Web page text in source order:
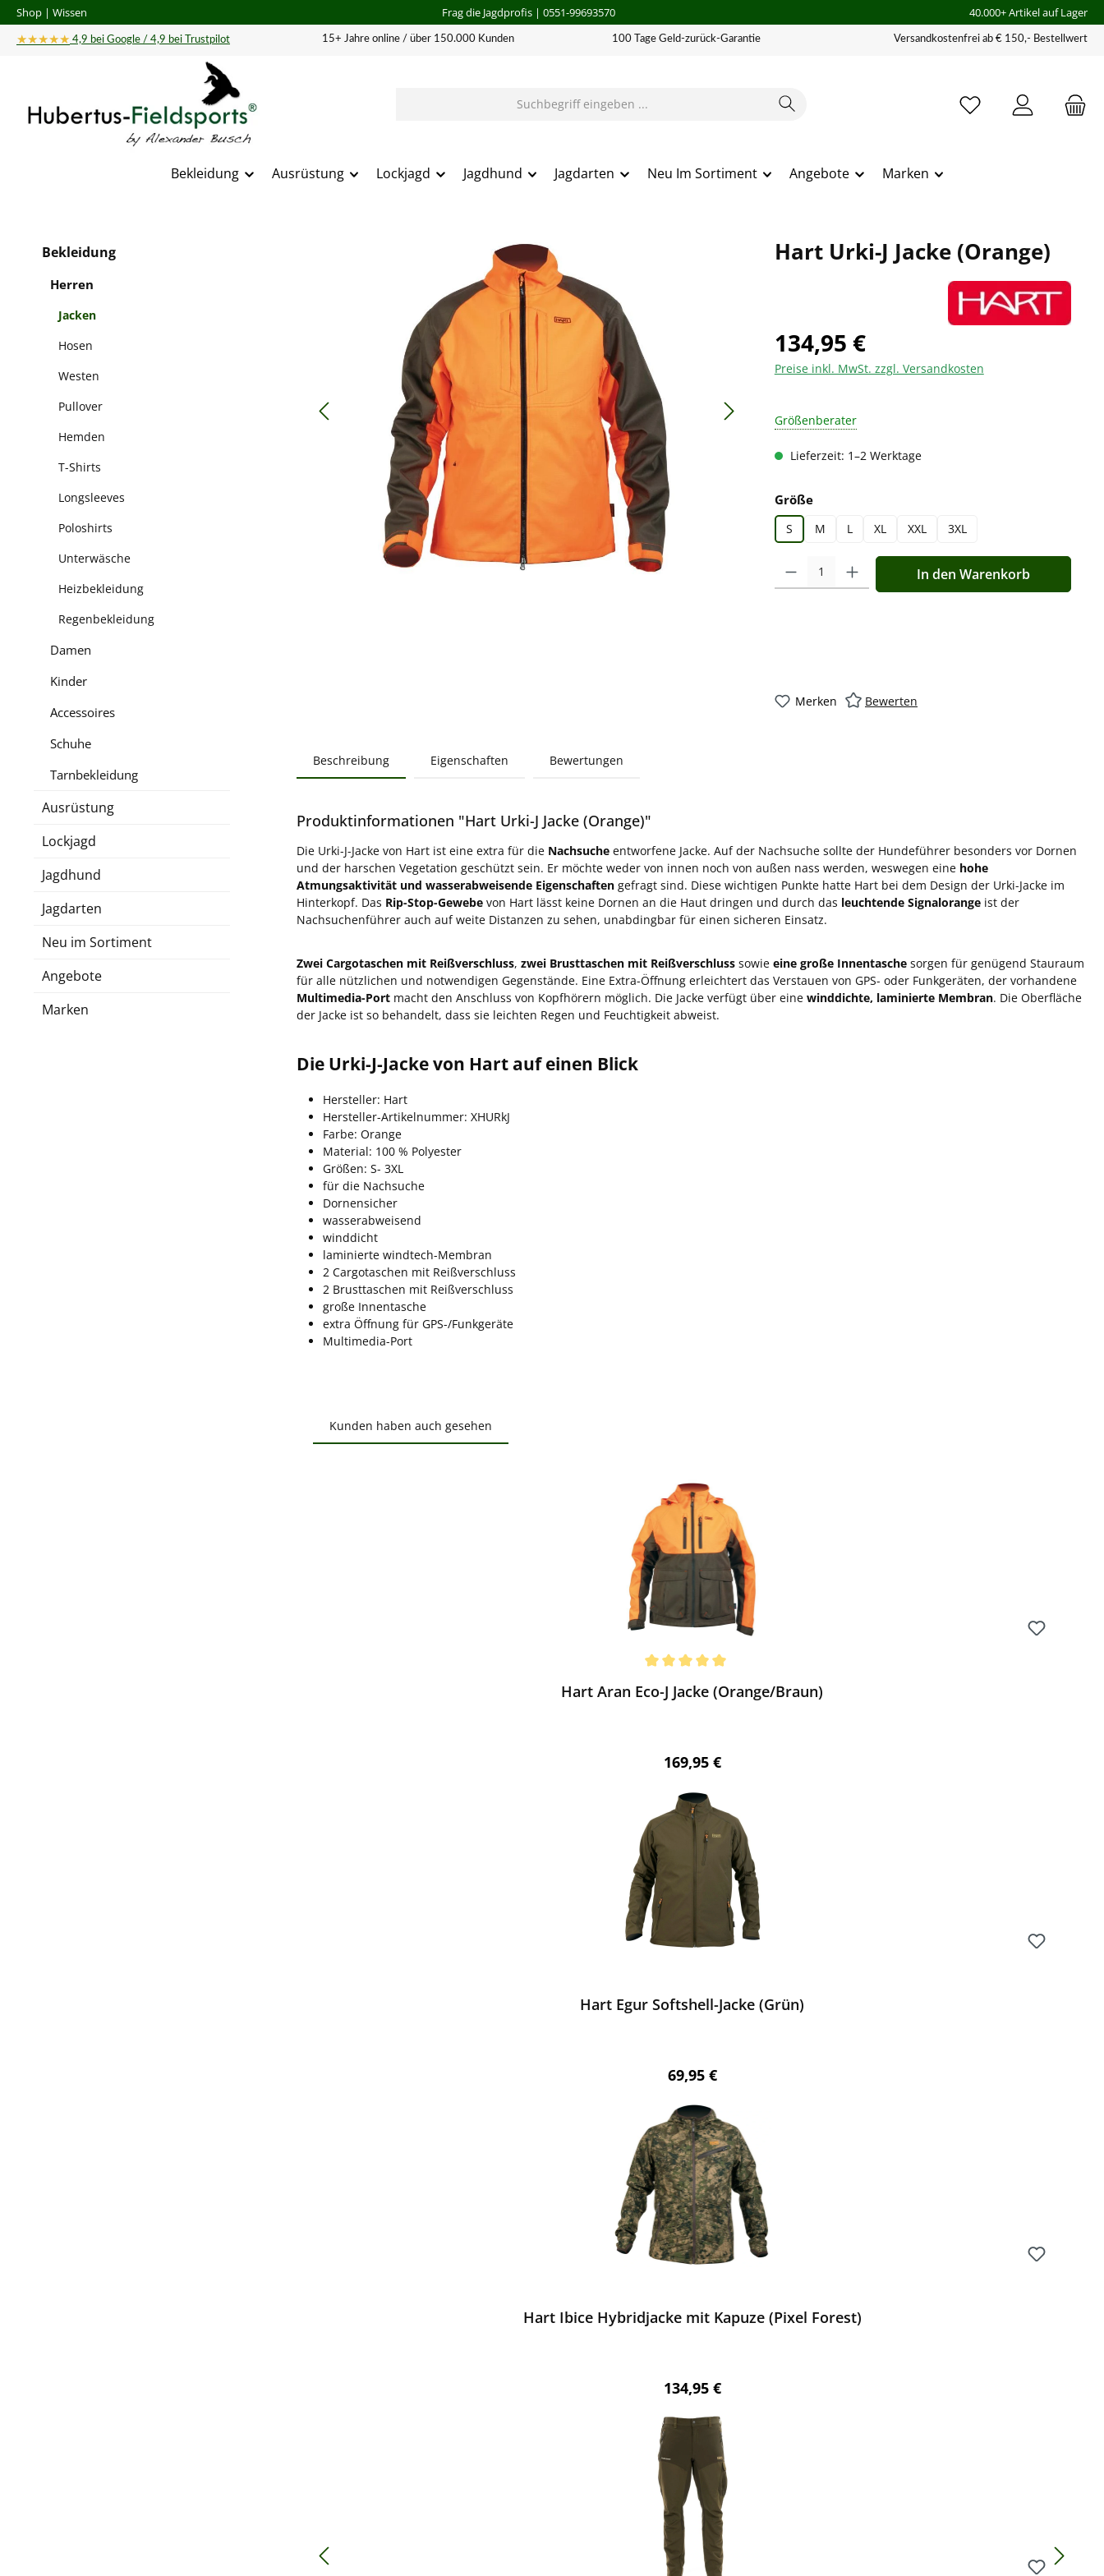
Hauptinhalt springen
Zur Suche springen
Zur Hauptnavigation springen
Shop | Wissen Frag die Jagdprofis| 0551-99693570 40.000+ Artikel auf Lager
★★★★★ 4,9 bei Google / 4,9 bei Trustpilot 15+ Jahre online / über 150.000 Kunden 100 Tage Geld-zurück-Garantie Versandkostenfrei ab € 150,- Bestellwert
Bekleidung Ausrüstung Lockjagd Jagdhund Jagdarten Neu Im Sortiment Angebote Marken
Bekleidung
Herren
Jacken
Hosen
Westen
Pullover
Hemden
T-Shirts
Longsleeves
Poloshirts
Unterwäsche
Heizbekleidung
Regenbekleidung
Damen
Kinder
Accessoires
Schuhe
Tarnbekleidung
Ausrüstung
Lockjagd
Jagdhund
Jagdarten
Neu im Sortiment
Angebote
Marken
Hart Urki-J Jacke (Orange)
134,95 €
Preise inkl. MwSt. zzgl. Versandkosten
Größenberater
Lieferzeit: 1–2 Werktage
Größeauswählen
S M L XL XXL 3XL
Produkt Anzahl: Gib den gewünschten Wert ein oder
In den Warenkorb
Merken Bewerten
Beschreibung Eigenschaften Bewertungen
Produktinformationen "Hart Urki-J Jacke (Orange)"
Die Urki-J-Jacke von Hart ist eine extra für die Nachsuche entworfene Jacke. Auf der Nachsuche sollte der Hundeführer besonders vor Dornen
und der harschen Vegetation geschützt sein. Er möchte weder von innen noch von außen nass werden, weswegen eine hohe
Atmungsaktivität und wasserabweisende Eigenschaften gefragt sind. Diese wichtigen Punkte hatte Hart bei dem Design der Urki-Jacke im
Hinterkopf. Das Rip-Stop-Gewebe von Hart lässt keine Dornen an die Haut dringen und durch das leuchtende Signalorange ist der
Nachsuchenführer auch auf weite Distanzen zu sehen, unabdingbar für einen sicheren Einsatz.
Zwei Cargotaschen mit Reißverschluss, zwei Brusttaschen mit Reißverschluss sowie eine große Innentasche sorgen für genügend Stauraum
für alle nützlichen und notwendigen Gegenstände. Eine Extra-Öffnung erleichtert das Verstauen von GPS- oder Funkgeräten, der vorhandene
Multimedia-Port macht den Anschluss von Kopfhörern möglich. Die Jacke verfügt über eine winddichte, laminierte Membran. Die Oberfläche
der Jacke ist so behandelt, dass sie leichten Regen und Feuchtigkeit abweist.
Die Urki-J-Jacke von Hart auf einen Blick
Hersteller: Hart
Hersteller-Artikelnummer: XHURkJ
Farbe: Orange
Material: 100 % Polyester
Größen: S- 3XL
für die Nachsuche
Dornensicher
wasserabweisend
winddicht
laminierte windtech-Membran
2 Cargotaschen mit Reißverschluss
2 Brusttaschen mit Reißverschluss
große Innentasche
extra Öffnung für GPS-/Funkgeräte
Multimedia-Port
Kunden haben auch gesehen
Hart Aran Eco-J Jacke (Orange/Braun)
Regulärer Preis:
169,95 €
Hart Egur Softshell-Jacke (Grün)
Regulärer Preis:
69,95 €
Hart Ibice Hybridjacke mit Kapuze (Pixel Forest)
Regulärer Preis:
134,95 €